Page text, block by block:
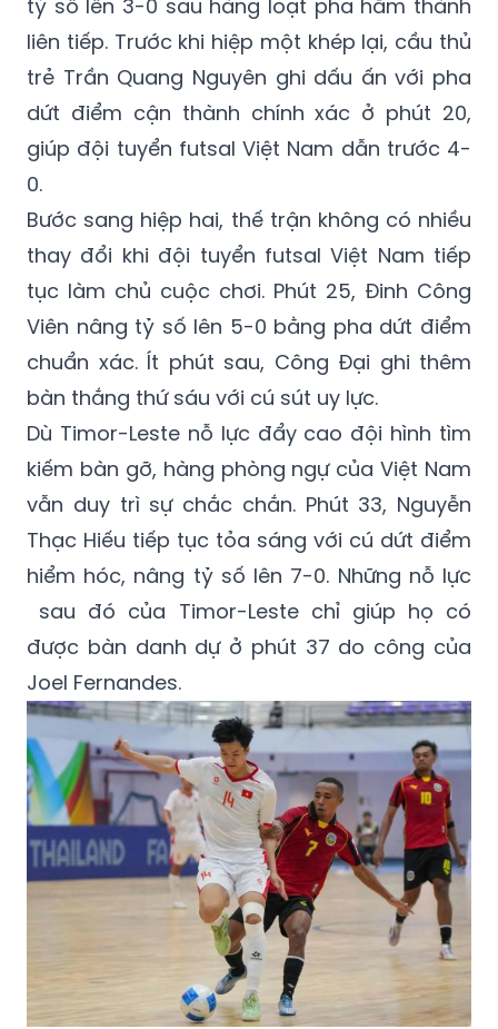
trẻ Trần Quang Nguyên ghi dấu ấn với pha
dứt điểm cận thành chính xác ở phút 20,
giúp đội tuyển futsal Việt Nam dẫn trước 4-
0.
Bước sang hiệp hai, thế trận không có nhiều
thay đổi khi đội tuyển futsal Việt Nam tiếp
tục làm chủ cuộc chơi. Phút 25, Đinh Công
Viên nâng tỷ số lên 5-0 bằng pha dứt điểm
chuẩn xác. Ít phút sau, Công Đại ghi thêm
bàn thắng thứ sáu với cú sút uy lực.
Dù Timor-Leste nỗ lực đẩy cao đội hình tìm
kiếm bàn gỡ, hàng phòng ngự của Việt Nam
vẫn duy trì sự chắc chắn. Phút 33, Nguyễn
Thạc Hiếu tiếp tục tỏa sáng với cú dứt điểm
hiểm hóc, nâng tỷ số lên 7-0. Những nỗ lực
sau đó của Timor-Leste chỉ giúp họ có
được bàn danh dự ở phút 37 do công của
Joel Fernandes.
Futsal Việt Nam thắng đậm trước đối thủ